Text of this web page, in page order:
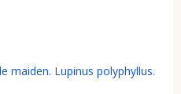
maiden. Lupinus polyphyllus.